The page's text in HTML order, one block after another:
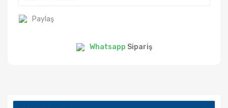
Paylaş
Whatsapp Sipariş